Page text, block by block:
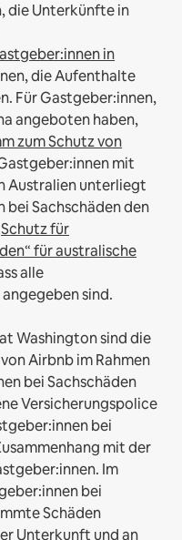
die Unterkünfte in
in
die Aufenthalte
Für Gastgeber:innen,
angeboten haben,
zum Schutz von
mit
Australien unterliegt
bei Sachschäden den
für
für australische
alle
sind.
Washington sind die
Airbnb im Rahmen
bei Sachschäden
Versicherungspolice
bei
mit der
Im
bei
Schäden
Unterkunft und an